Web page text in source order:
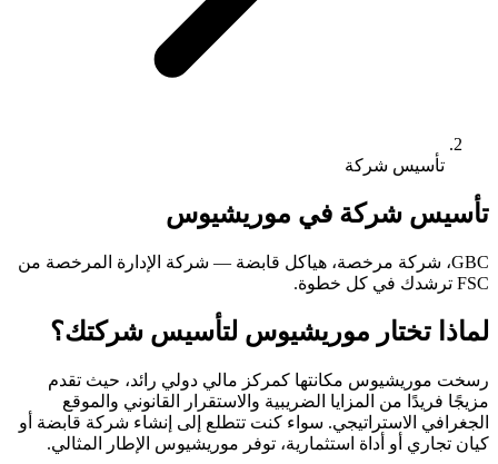
تأسيس شركة
تأسيس شركة في موريشيوس
GBC، شركة مرخصة، هياكل قابضة — شركة الإدارة المرخصة من
FSC ترشدك في كل خطوة.
لماذا تختار موريشيوس لتأسيس شركتك؟
رسخت موريشيوس مكانتها كمركز مالي دولي رائد، حيث تقدم
مزيجًا فريدًا من المزايا الضريبية والاستقرار القانوني والموقع
الجغرافي الاستراتيجي. سواء كنت تتطلع إلى إنشاء شركة قابضة أو
كيان تجاري أو أداة استثمارية، توفر موريشيوس الإطار المثالي.